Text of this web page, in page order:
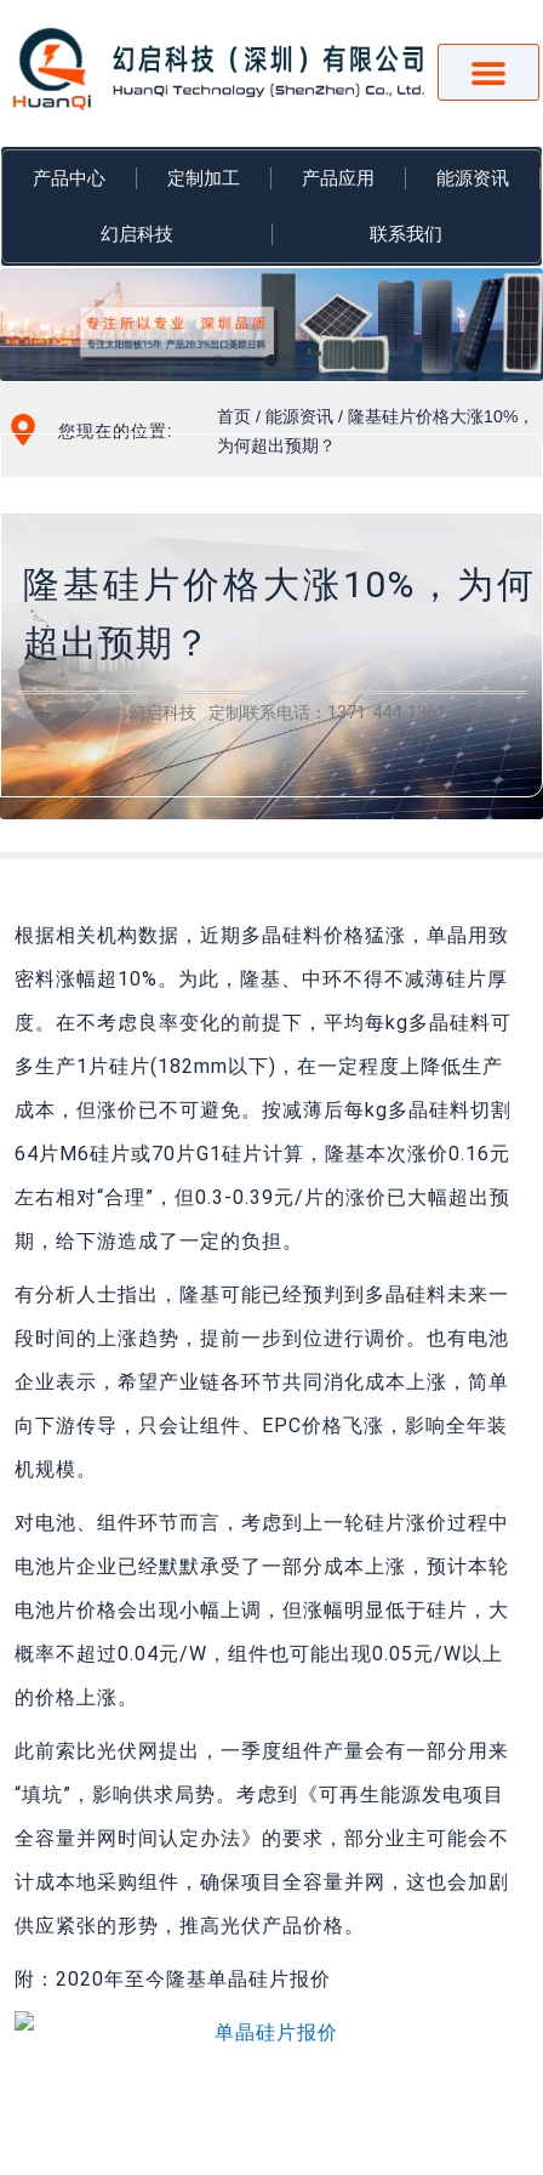
容
产品中心 定制加工 产品应用 能源资讯
幻启科技 联系我们
您现在的位置:
首页 /能源资讯 / 隆基硅片价格大涨10%，
为何超出预期？
隆基硅片价格大涨10%，为何
超出预期？
幻启科技 定制联系电话：1371 444 1361 （李经理）
根据相关机构数据，近期多晶硅料价格猛涨，单晶用致
密料涨幅超10%。为此，隆基、中环不得不减薄硅片厚
度。在不考虑良率变化的前提下，平均每kg多晶硅料可
多生产1片硅片(182mm以下)，在一定程度上降低生产
成本，但涨价已不可避免。按减薄后每kg多晶硅料切割
64片M6硅片或70片G1硅片计算，隆基本次涨价0.16元
左右相对“合理”，但0.3-0.39元/片的涨价已大幅超出预
期，给下游造成了一定的负担。
有分析人士指出，隆基可能已经预判到多晶硅料未来一
段时间的上涨趋势，提前一步到位进行调价。也有电池
企业表示，希望产业链各环节共同消化成本上涨，简单
向下游传导，只会让组件、EPC价格飞涨，影响全年装
机规模。
对电池、组件环节而言，考虑到上一轮硅片涨价过程中
电池片企业已经默默承受了一部分成本上涨，预计本轮
电池片价格会出现小幅上调，但涨幅明显低于硅片，大
概率不超过0.04元/W，组件也可能出现0.05元/W以上
的价格上涨。
此前索比光伏网提出，一季度组件产量会有一部分用来
“填坑”，影响供求局势。考虑到《可再生能源发电项目
全容量并网时间认定办法》的要求，部分业主可能会不
计成本地采购组件，确保项目全容量并网，这也会加剧
供应紧张的形势，推高光伏产品价格。
附：2020年至今隆基单晶硅片报价